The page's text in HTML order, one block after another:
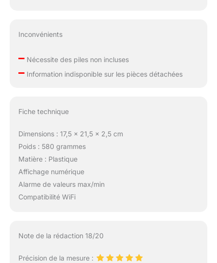
Inconvénients
–Nécessite des piles non incluses
–Information indisponible sur les pièces détachées
Fiche technique
Dimensions : 17,5 x 21,5 x 2,5 cm
Poids : 580 grammes
Matière : Plastique
Affichage numérique
Alarme de valeurs max/min
Compatibilité WiFi
Note de la rédaction 18/20
Précision de la mesure :